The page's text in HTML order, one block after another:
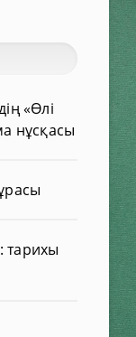
«Өлі
нұсқасы
тарихы